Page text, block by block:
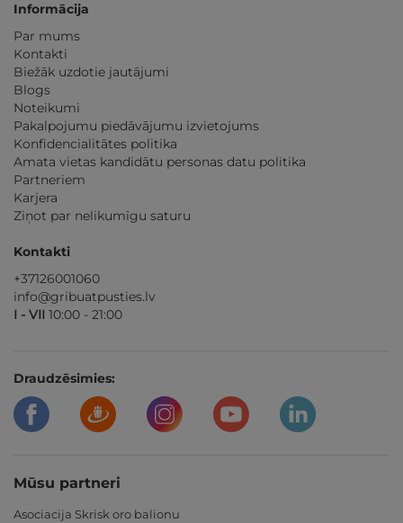
Informācija
Par mums
Kontakti
Biežāk uzdotie jautājumi
Blogs
Noteikumi
Pakalpojumu piedāvājumu izvietojums
Konfidencialitātes politika
Amata vietas kandidātu personas datu politika
Partneriem
Karjera
Ziņot par nelikumīgu saturu
Kontakti
+37126001060
info@gribuatpusties.lv
I - VII 10:00 - 21:00
Draudzēsimies:
Mūsu partneri
Asociacija Skrisk oro balionu